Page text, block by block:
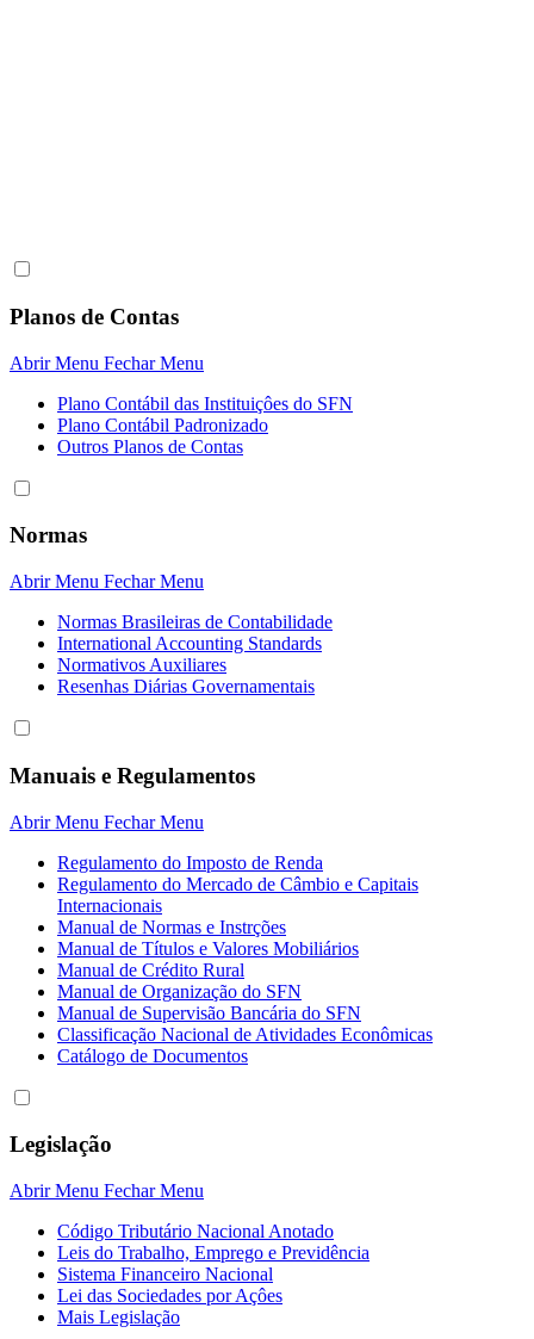
Planos de Contas
Abrir Menu Fechar Menu
Plano Contábil das Instituiçôes do SFN
Plano Contábil Padronizado
Outros Planos de Contas
Normas
Abrir Menu Fechar Menu
Normas Brasileiras de Contabilidade
International Accounting Standards
Normativos Auxiliares
Resenhas Diárias Governamentais
Manuais e Regulamentos
Abrir Menu Fechar Menu
Regulamento do Imposto de Renda
Regulamento do Mercado de Câmbio e Capitais
Internacionais
Manual de Normas e Instrções
Manual de Títulos e Valores Mobiliários
Manual de Crédito Rural
Manual de Organização do SFN
Manual de Supervisão Bancária do SFN
Classificação Nacional de Atividades Econômicas
Catálogo de Documentos
Legislação
Abrir Menu Fechar Menu
Código Tributário Nacional Anotado
Leis do Trabalho, Emprego e Previdência
Sistema Financeiro Nacional
Lei das Sociedades por Açôes
Mais Legislação